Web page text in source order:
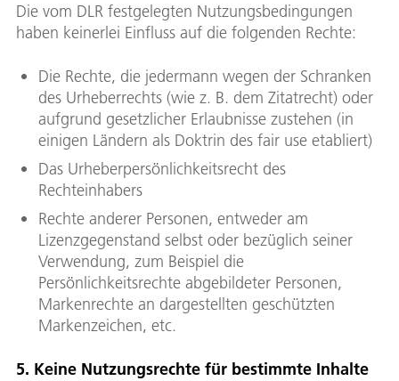
Die vom DLR festgelegten Nutzungsbedingungen
haben keinerlei Einfluss auf die folgenden Rechte:
Die Rechte, die jedermann wegen der Schranken
des Urheberrechts (wie z. B. dem Zitatrecht) oder
aufgrund gesetzlicher Erlaubnisse zustehen (in
einigen Ländern als Doktrin des fair use etabliert)
Das Urheberpersönlichkeitsrecht des
Rechteinhabers
Rechte anderer Personen, entweder am
Lizenzgegenstand selbst oder bezüglich seiner
Verwendung, zum Beispiel die
Persönlichkeitsrechte abgebildeter Personen,
Markenrechte an dargestellten geschützten
Markenzeichen, etc.
5. Keine Nutzungsrechte für bestimmte Inhalte